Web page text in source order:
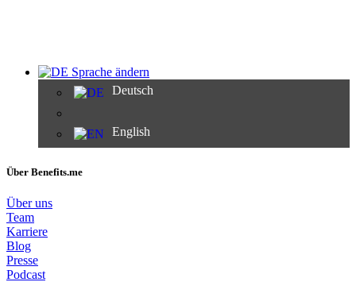
Sprache ändern
Deutsch
English
Über Benefits.me
Über uns
Team
Karriere
Blog
Presse
Podcast